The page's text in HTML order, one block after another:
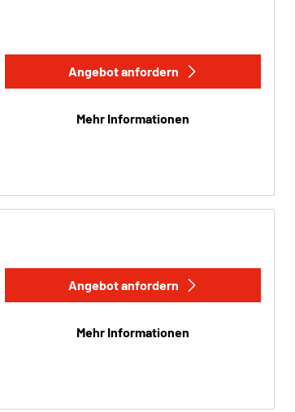
Angebot anfordern
Mehr Informationen
Angebot anfordern
Mehr Informationen